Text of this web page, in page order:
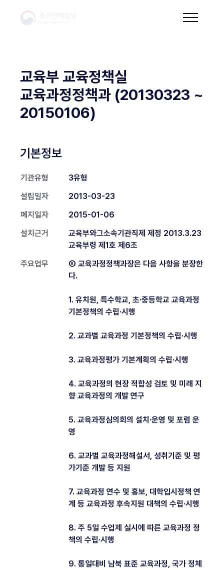
교육부 교육정책실
교육과정정책과 (20130323 ~
20150106)
기본정보
기관유형
3유형
설립일자
2013-03-23
폐지일자
2015-01-06
설치근거
교육부와그소속기관직제 제정 2013.3.23
교육부령 제1호 제6조
주요업무
⑧ 교육과정정책과장은 다음 사항을 분장한
다.
1. 유치원, 특수학교, 초·중등학교 교육과정
기본정책의 수립·시행
2. 교과별 교육과정 기본정책의 수립·시행
3. 교육과정평가 기본계획의 수립·시행
4. 교육과정의 현장 적합성 검토 및 미래 지
향 교육과정의 개발 연구
5. 교육과정심의회의 설치·운영 및 포럼 운
영
6. 교과별 교육과정해설서, 성취기준 및 평
가기준 개발 등 지원
7. 교육과정 연수 및 홍보, 대학입시정책 연
계 등 교육과정 후속지원 대책의 수립·시행
8. 주 5일 수업제 실시에 따른 교육과정 정
책의 수립·시행
9. 통일대비 남북 표준 교육과정, 국가 정체